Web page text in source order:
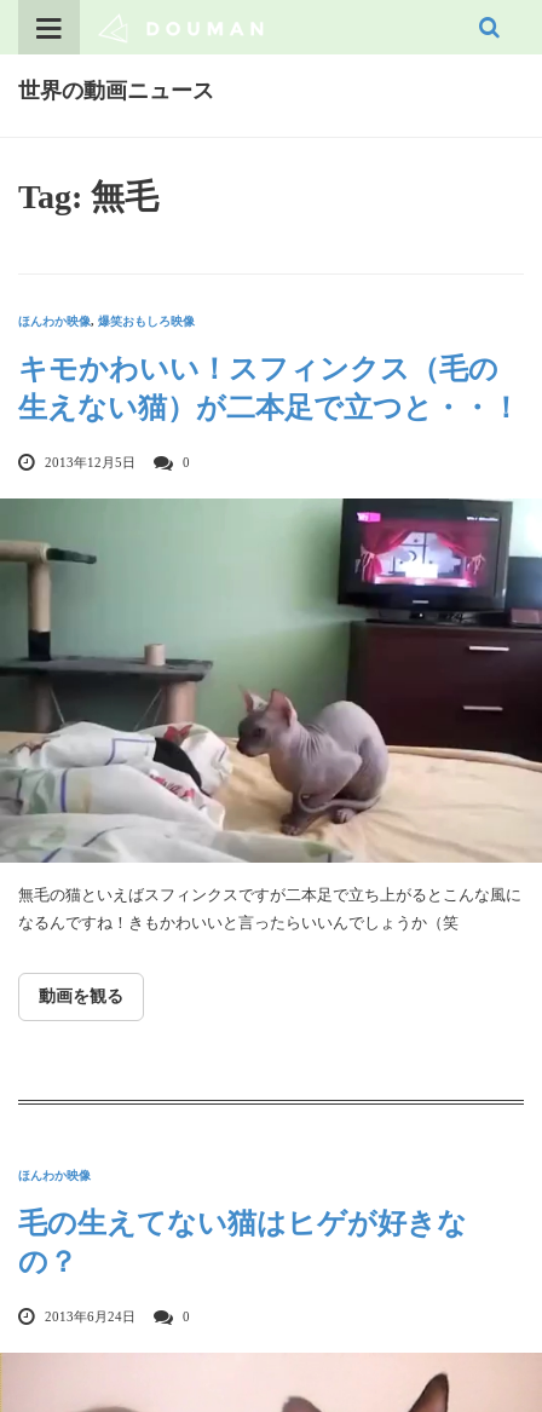
世界の動画ニュース
Tag: 無毛
ほんわか映像, 爆笑おもしろ映像
キモかわいい！スフィンクス（毛の
生えない猫）が二本足で立つと・・！
2013年12月5日 0
無毛の猫といえばスフィンクスですが二本足で立ち上がるとこんな風に
なるんですね！きもかわいいと言ったらいいんでしょうか（笑
動画を観る
ほんわか映像
毛の生えてない猫はヒゲが好きな
の？
2013年6月24日 0